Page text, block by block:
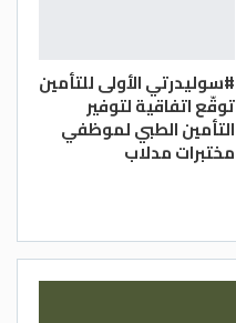
#سوليدرتي الأولى للتأمين
توقّع اتفاقية لتوفير
التأمين الطبي لموظفي
مختبرات مدلاب